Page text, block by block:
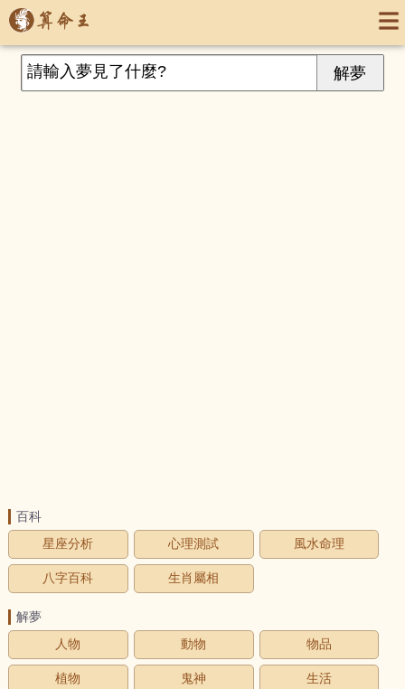
百科
星座分析
心理測試 風水命理
八字百科 生肖屬相
解夢
人物
動物 物品
植物 鬼神 生活